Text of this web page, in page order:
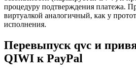
процедуру подтверждения платежа.
виртуалкой аналогичный, как у
исполнения.
Перевыпуск qvc и
QIWI к PayPal